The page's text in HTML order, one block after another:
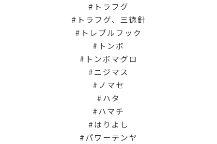
トラフグ
トラフグ、三徳針
トレブルフック
トンボ
トンボマグロ
ニジマス
ノマセ
ハタ
ハマチ
はりよし
パワーテンヤ